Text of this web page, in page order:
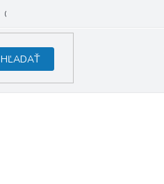
Odstúpenie od zmluvy
HĽADAŤ